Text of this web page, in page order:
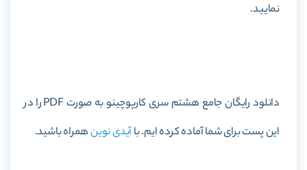
نمایید.
دانلود رایگان جامع هشتم سری کارپوچینو به صورت PDF را در
این پست برای شما آماده کرده ایم. باآیدی نوینهمراه باشید.